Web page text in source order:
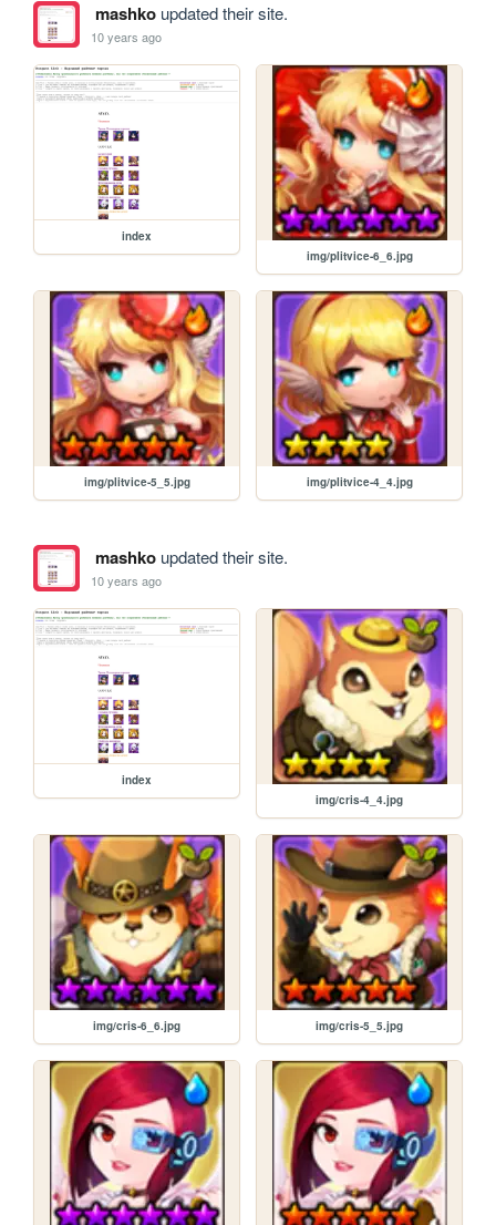
mashkoupdated their site.
10 years ago
index
img/plitvice-6_6.jpg
img/plitvice-5_5.jpg img/plitvice-4_4.jpg
mashkoupdated their site.
10 years ago
index
img/cris-4_4.jpg
img/cris-6_6.jpg img/cris-5_5.jpg